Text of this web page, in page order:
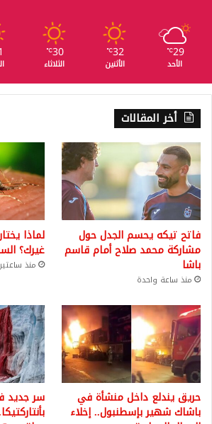
29
℃
الأحد
32
℃
الأثنين
30
℃
الثلاثاء
أخر المقالات
فاتح تيكه يحسم الجدل حول
مشاركة محمد صلاح أمام قاسم
باشا
منذ ساعة واحدة
لماذا
غيرك؟
منذ
حريق يندلع داخل منشأة في
باشاك شهير بإسطنبول.. إخلاء
سر جديد